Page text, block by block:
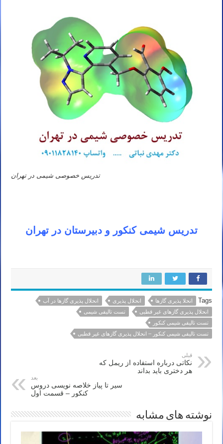
تدریس خصوصی شیمی در تهران
تدریس شیمی کنکور و دبیرستان در تهران
Tags انحلا پذیری گازها انحلال پذیری
انحلال پذیری گازها در آب
انحلال پذیری گازهای غیر قطبی
تست تالیفی شیمی
تست تالیفی شیمی کنکور
تست تالیفی شیمی کنکور – انحلال پذیری گازهای غیر قطبی
قبلی
نکاتی درباره استفاده از ریمل که
هر دختری باید بداند
بعد
سیر تا پیاز خلاصه نویسی دروس
کنکور – قسمت اول
نوشته های مشابه